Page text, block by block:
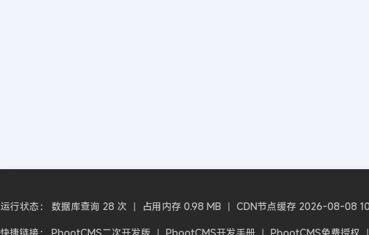
运行状态： 数据库查询 28 次 丨 占用内存 0.98 MB 丨 CDN节点缓存 2026-08-08